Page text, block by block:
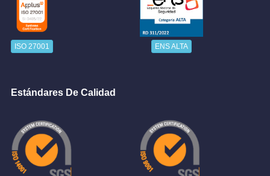
ISO 27001 ENS ALTA
Estándares De Calidad